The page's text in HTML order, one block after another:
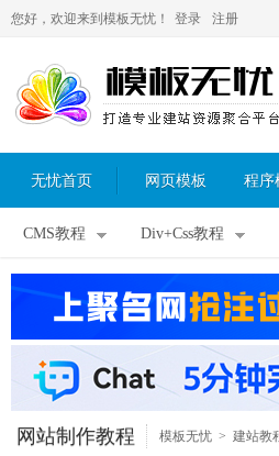
您好，欢迎来到模板无忧！ 登录 注册
无忧首页 网页模板 程序
CMS教程 Div+Css教程
网站制作教程 模板无忧 > 建站教